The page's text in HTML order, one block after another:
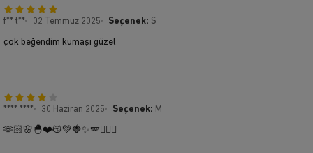
f** t** 02 Temmuz 2025 Seçenek: S
çok beğendim kumaşı güzel
**** **** 30 Haziran 2025 Seçenek: M
🫶🏻🌸🐣❤️😽💚🍓✨🪽🧚🏻‍♀️